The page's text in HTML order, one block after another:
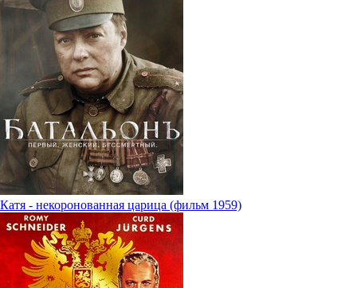
Катя - некоронованная царица (фильм 1959)